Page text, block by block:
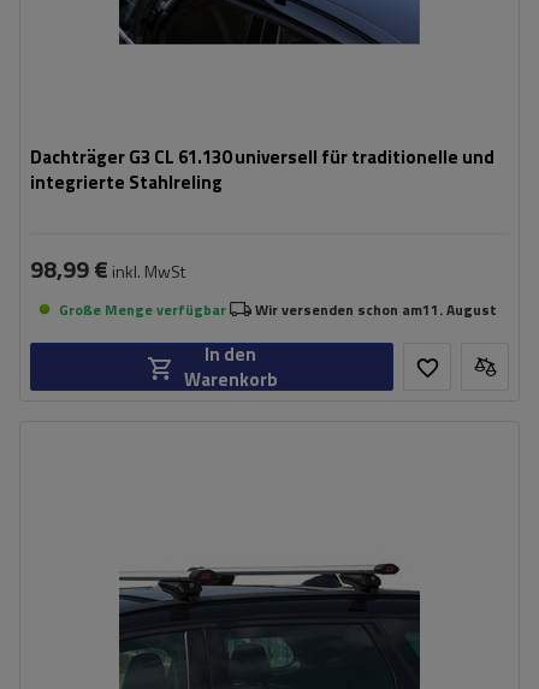
Dachträger G3 CL 61.130 universell für traditionelle und
integrierte Stahlreling
98,99 € inkl. MwSt
Große Menge verfügbar Wir versenden schon am11. August
In den
Warenkorb